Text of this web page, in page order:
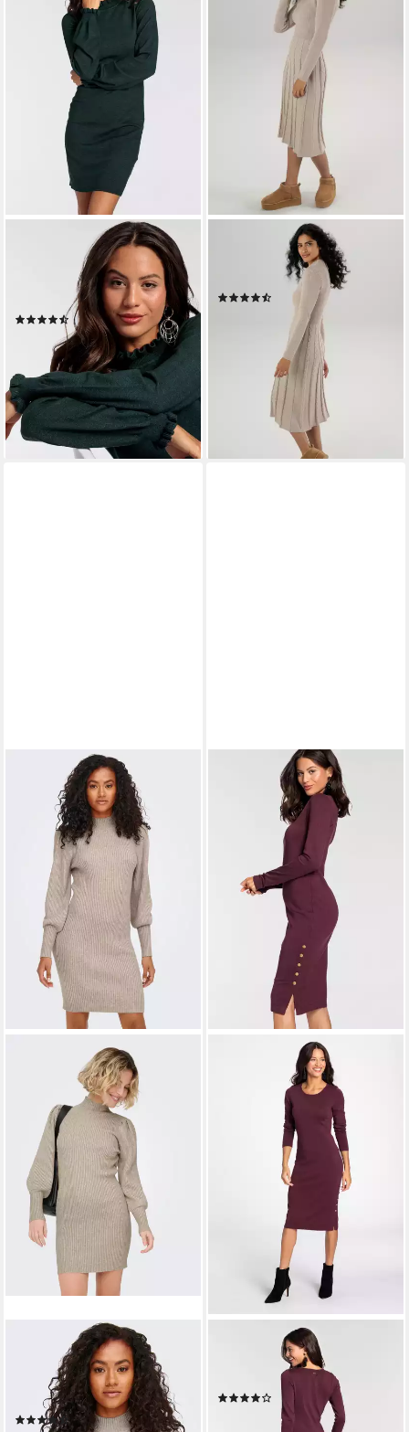
Strickkleid aus
Viskosemischung mit
femininem Rüschendetail
(184)
40,99 € UVP 49,99 €
lieferbar - in 1-2 Werktagen bei dir
+1
ANISTON SELECTED
Strickkleid mit
Zopfstrickmuster
lieferbar - in 1-2 Werktagen bei dir
Strickkleid ONLKATIA L/S
DRESS KNT NOOS
Viskosemischung
(185)
LAURA SCOTT
Strickkleid Länge kniebedeckt
mit seitlichen Knöpfen
(62)
ab 47,99 €